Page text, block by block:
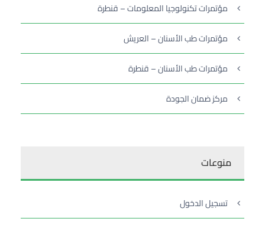
مؤتمرات تكنولوجيا المعلومات – قنطرة
مؤتمرات طب الأسنان – العريش
مؤتمرات طب الأسنان – قنطرة
مركز ضمان الجودة
منوعات
تسجيل الدخول